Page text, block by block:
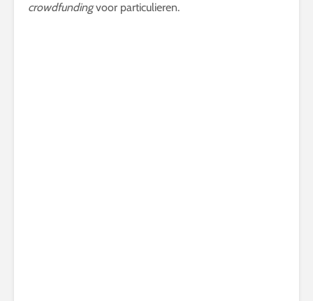
crowdfundingvoor particulieren.